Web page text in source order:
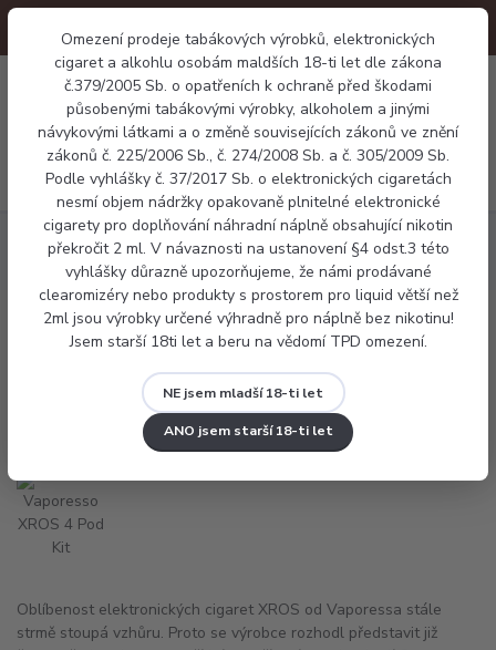
Omezení prodeje tabákových výrobků, elektronických
cigaret a alkohlu osobám maldších 18-ti let dle zákona
č.379/2005 Sb. o opatřeních k ochraně před škodami
působenými tabákovými výrobky, alkoholem a jinými
návykovými látkami a o změně souvisejících zákonů ve znění
zákonů č. 225/2006 Sb., č. 274/2008 Sb. a č. 305/2009 Sb.
Podle vyhlášky č. 37/2017 Sb. o elektronických cigaretách
nesmí objem nádržky opakovaně plnitelné elektronické
cigarety pro doplňování náhradní náplně obsahující nikotin
překročit 2 ml. V návaznosti na ustanovení §4 odst.3 této
vyhlášky důrazně upozorňujeme, že námi prodávané
clearomizéry nebo produkty s prostorem pro liquid větší než
2ml jsou výrobky určené výhradně pro náplně bez nikotinu!
Jsem starší 18ti let a beru na vědomí TPD omezení.
NE jsem mladší 18-ti let
ANO jsem starší 18-ti let
Menu
0 Kč
Elektronické cigarety Pod systémy
Vaporesso XROS 4 Pod
Vaporesso XROS 4 Pod Kit
Oblíbenost elektronických cigaret XROS od Vaporessa stále
strmě stoupá vzhůru. Proto se výrobce rozhodl představit již